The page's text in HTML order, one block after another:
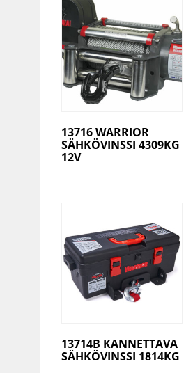
13716 WARRIOR
SÄHKÖVINSSI 4309KG
12V
13714B KANNETTAVA
SÄHKÖVINSSI 1814KG